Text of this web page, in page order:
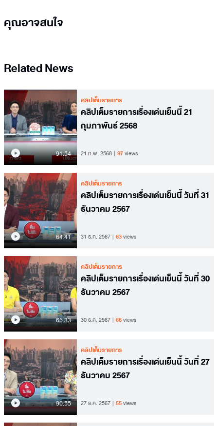
คุณอาจสนใจ
Related News
91.54
คลิปเต็มรายการ
คลิปเต็มรายการเรื่องเด่นเย็นนี้ 21
กุมภาพันธ์ 2568
21 ก.พ. 2568 97views
64.41
คลิปเต็มรายการ
คลิปเต็มรายการเรื่องเด่นเย็นนี้ วันที่ 31
ธันวาคม 2567
31 ธ.ค. 2567 63views
65.33
คลิปเต็มรายการ
คลิปเต็มรายการเรื่องเด่นเย็นนี้ วันที่ 30
ธันวาคม 2567
30 ธ.ค. 2567 66views
90.55
คลิปเต็มรายการ
คลิปเต็มรายการเรื่องเด่นเย็นนี้ วันที่ 27
ธันวาคม 2567
27 ธ.ค. 2567 55views